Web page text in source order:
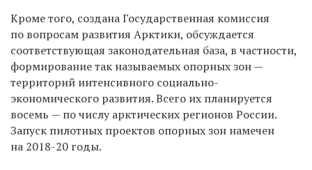
Кроме того, создана Государственная комиссия
по вопросам развития Арктики, обсуждается
соответствующая законодательная база, в частности,
формирование так называемых опорных зон —
территорий интенсивного социально-
экономического развития. Всего их планируется
восемь — по числу арктических регионов России.
Запуск пилотных проектов опорных зон намечен
на 2018-20 годы.